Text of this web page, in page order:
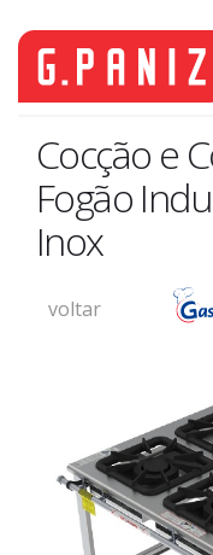
Cocção e
Fogão
Inox
voltar